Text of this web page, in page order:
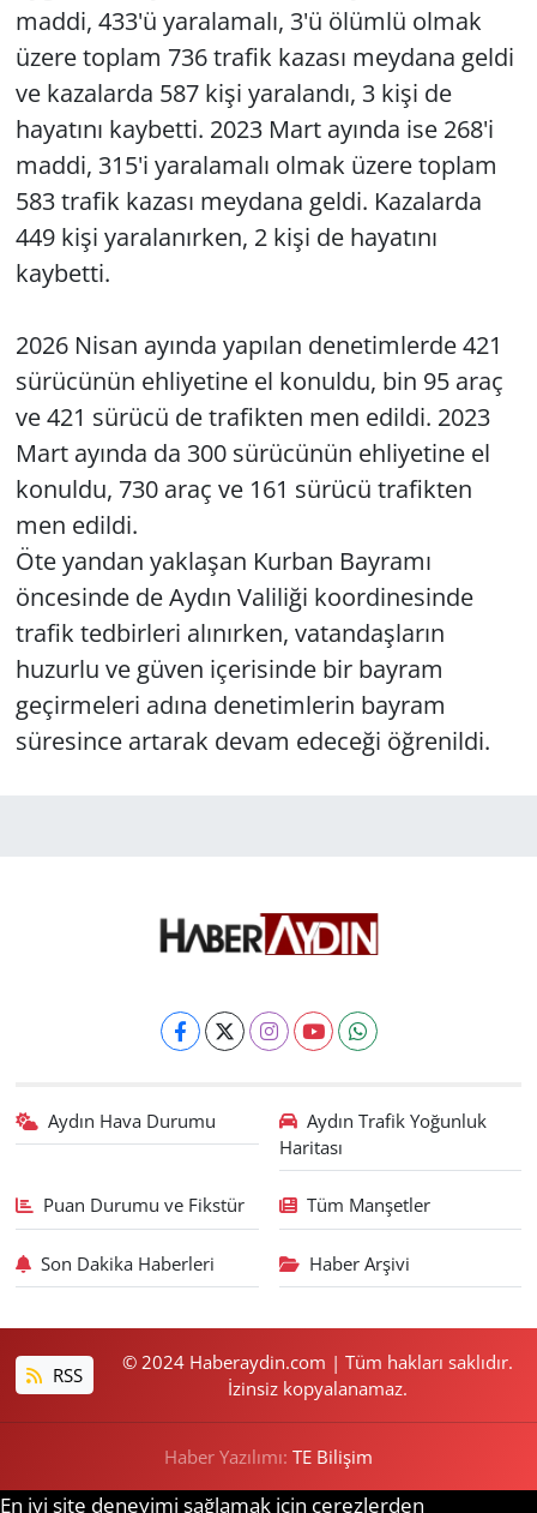
maddi, 433'ü yaralamalı, 3'ü ölümlü olmak
üzere toplam 736 trafik kazası meydana geldi
ve kazalarda 587 kişi yaralandı, 3 kişi de
hayatını kaybetti. 2023 Mart ayında ise 268'i
maddi, 315'i yaralamalı olmak üzere toplam
583 trafik kazası meydana geldi. Kazalarda
449 kişi yaralanırken, 2 kişi de hayatını
kaybetti.
2026 Nisan ayında yapılan denetimlerde 421
sürücünün ehliyetine el konuldu, bin 95 araç
ve 421 sürücü de trafikten men edildi. 2023
Mart ayında da 300 sürücünün ehliyetine el
konuldu, 730 araç ve 161 sürücü trafikten
men edildi.
Öte yandan yaklaşan Kurban Bayramı
öncesinde de Aydın Valiliği koordinesinde
trafik tedbirleri alınırken, vatandaşların
huzurlu ve güven içerisinde bir bayram
geçirmeleri adına denetimlerin bayram
süresince artarak devam edeceği öğrenildi.
Aydın Hava Durumu
Aydın Trafik Yoğunluk
Haritası
Puan Durumu ve Fikstür Tüm Manşetler
Son Dakika Haberleri Haber Arşivi
RSS
© 2024 Haberaydin.com | Tüm hakları saklıdır.
İzinsiz kopyalanamaz.
Haber Yazılımı: TE Bilişim
En iyi site deneyimi sağlamak için çerezlerden